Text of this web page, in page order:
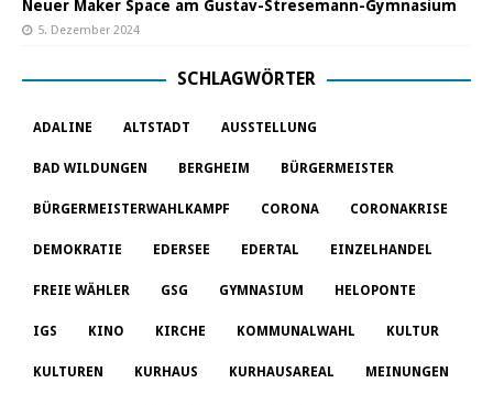
Neuer Maker Space am Gustav-Stresemann-Gymnasium
5. Dezember 2024
SCHLAGWÖRTER
ADALINE ALTSTADT AUSSTELLUNG
BAD WILDUNGEN BERGHEIM BÜRGERMEISTER
BÜRGERMEISTERWAHLKAMPF CORONA CORONAKRISE
DEMOKRATIE EDERSEE EDERTAL EINZELHANDEL
FREIE WÄHLER GSG GYMNASIUM HELOPONTE
IGS KINO KIRCHE KOMMUNALWAHL KULTUR
KULTUREN KURHAUS KURHAUSAREAL MEINUNGEN